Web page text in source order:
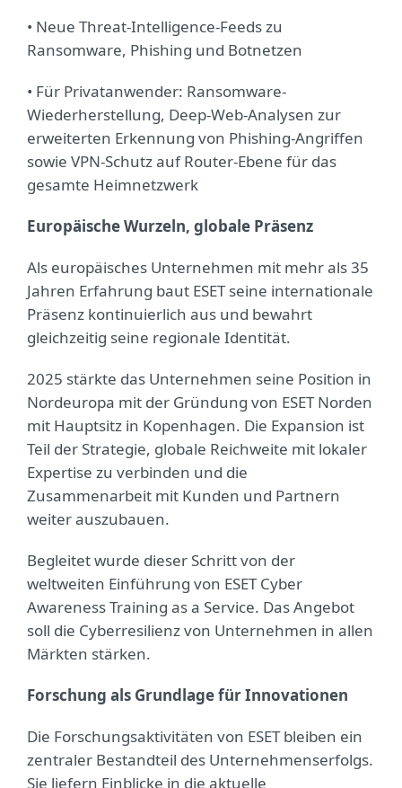
• Neue Threat-Intelligence-Feeds zu
Ransomware, Phishing und Botnetzen
• Für Privatanwender: Ransomware-
Wiederherstellung, Deep-Web-Analysen zur
erweiterten Erkennung von Phishing-Angriffen
sowie VPN-Schutz auf Router-Ebene für das
gesamte Heimnetzwerk
Europäische Wurzeln, globale Präsenz
Als europäisches Unternehmen mit mehr als 35
Jahren Erfahrung baut ESET seine internationale
Präsenz kontinuierlich aus und bewahrt
gleichzeitig seine regionale Identität.
2025 stärkte das Unternehmen seine Position in
Nordeuropa mit der Gründung von ESET Norden
mit Hauptsitz in Kopenhagen. Die Expansion ist
Teil der Strategie, globale Reichweite mit lokaler
Expertise zu verbinden und die
Zusammenarbeit mit Kunden und Partnern
weiter auszubauen.
Begleitet wurde dieser Schritt von der
weltweiten Einführung von ESET Cyber
Awareness Training as a Service. Das Angebot
soll die Cyberresilienz von Unternehmen in allen
Märkten stärken.
Forschung als Grundlage für Innovationen
Die Forschungsaktivitäten von ESET bleiben ein
zentraler Bestandteil des Unternehmenserfolgs.
Sie liefern Einblicke in die aktuelle